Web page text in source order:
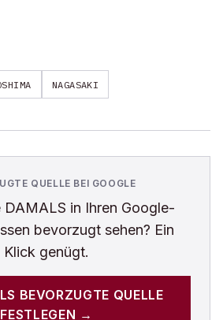
NAGASAKI
QUELLE BEI GOOGLE
DAMALS in Ihren Google-
bevorzugt sehen? Ein
Klick genügt.
BEVORZUGTE QUELLE
FESTLEGEN →